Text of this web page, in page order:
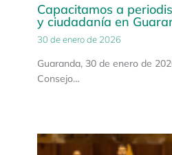
Capacitamos a
y ciudadanía en
30 de enero de 2026
Guaranda, 30 de enero de
Consejo…